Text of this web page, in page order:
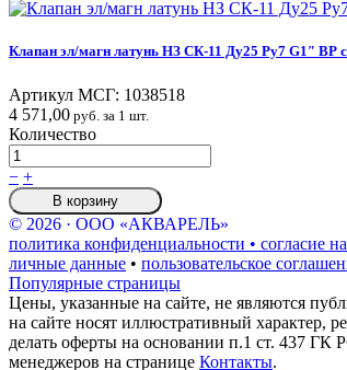
Клапан эл/магн латунь НЗ СК-11 Ду25 Ру7 G1″ ВР
Артикул МСГ: 1038518
4 571,00 руб. за 1 шт.
Количество
− +
В корзину
© 2026 · ООО «АКВАРЕЛЬ»
политика конфиденциальности • согласие
личные данные • пользовательское
Популярные страницы
Цены, указанные на сайте, не являются
на сайте носят иллюстративный характер,
делать оферты на основании п.1 ст. 437 ГК
менеджеров на странице Контакты.